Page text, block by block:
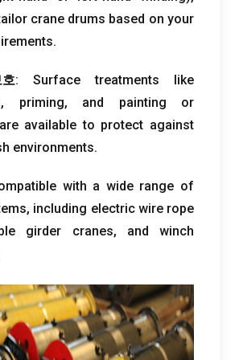
crane drums based on your
.
: Surface treatments like
, priming, and painting or
available to protect against
environments.
with a wide range of
, including electric wire rope
girder cranes, and winch